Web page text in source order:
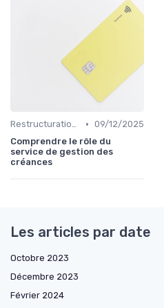
Restructuration de Dettes • 09/12/2025
Comprendre le rôle du
service de gestion des
créances
Les articles par date
Octobre 2023
Décembre 2023
Février 2024